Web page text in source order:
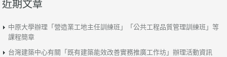
近期文章
中原大學辦理「營造業工地主任訓練班」「公共工程品質管理訓練班」等
課程簡章
台灣建築中心有關「既有建築能效改善實務推廣工作坊」辦理活動資訊